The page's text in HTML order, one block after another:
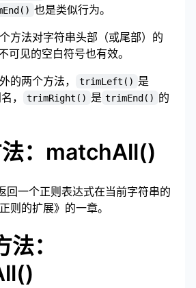
也是类似行为。
方法对字符串头部（或尾部）的
可见的空白符号也有效。
的两个方法，
trimLeft() 是
， trimRight() 是 trimEnd() 的
：matchAll()
回一个正则表达式在当前字符串的
则的扩展》的一章。
：